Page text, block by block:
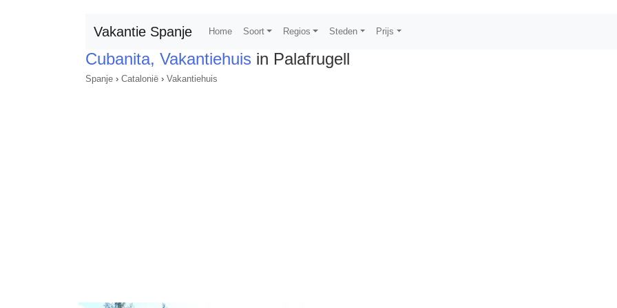
Vakantie Spanje Home Soort Regios Steden Prijs
Cubanita, Vakantiehuis in Palafrugell
Spanje › Catalonië › Vakantiehuis